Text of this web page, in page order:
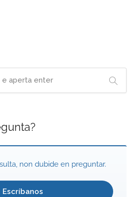
non dubide en preguntar.
Escríbanos